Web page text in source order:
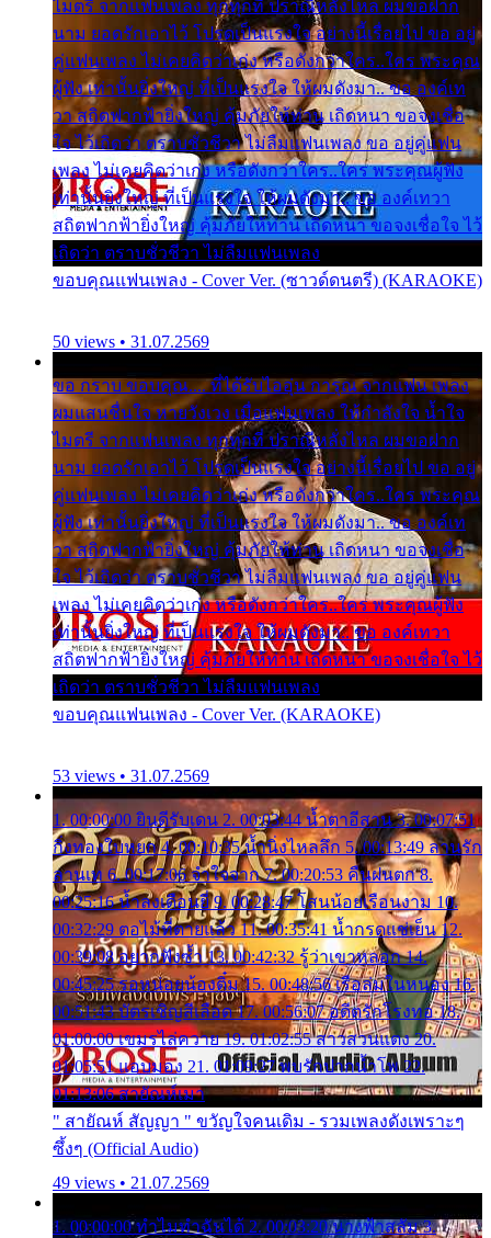
ไมตรี จากแฟนเพลง ทุกทุกที่ ปราณีหลั่งไหล ผมขอฝาก
นาม ยอดรักเอาไว้ โปรดเป็นแรงใจ อย่างนี้เรื่อยไป ขอ อยู่
คู่แฟนเพลง ไม่เคยคิดว่าเก่ง หรือดังกว่าใคร..ใคร พระคุณ
ผู้ฟัง เท่านั้นยิ่งใหญ่ ที่เป็นแรงใจ ให้ผมดังมา.. ขอ องค์เท
วา สถิตฟากฟ้ายิ่งใหญ่ คุ้มภัยให้ท่าน เถิดหนา ขอจงเชื่อ
ใจ ไว้เถิดว่า ตราบชั่วชีวา ไม่ลืมแฟนเพลง ขอ อยู่คู่แฟน
เพลง ไม่เคยคิดว่าเก่ง หรือดังกว่าใคร..ใคร พระคุณผู้ฟัง
เท่านั้นยิ่งใหญ่ ที่เป็นแรงใจ ให้ผมดังมา.. ขอ องค์เทวา
สถิตฟากฟ้ายิ่งใหญ่ คุ้มภัยให้ท่าน เถิดหนา ขอจงเชื่อใจ ไว้
เถิดว่า ตราบชั่วชีวา ไม่ลืมแฟนเพลง
ขอบคุณแฟนเพลง - Cover Ver. (ซาวด์ดนตรี) (KARAOKE)
50 views • 31.07.2569
ขอ กราบ ขอบคุณ.... ที่ได้รับไออุ่น การุณ จากแฟน เพลง
ผมแสนชื่นใจ หายวังเวง เมื่อแฟนเพลง ให้กำลังใจ น้ำใจ
ไมตรี จากแฟนเพลง ทุกทุกที่ ปราณีหลั่งไหล ผมขอฝาก
นาม ยอดรักเอาไว้ โปรดเป็นแรงใจ อย่างนี้เรื่อยไป ขอ อยู่
คู่แฟนเพลง ไม่เคยคิดว่าเก่ง หรือดังกว่าใคร..ใคร พระคุณ
ผู้ฟัง เท่านั้นยิ่งใหญ่ ที่เป็นแรงใจ ให้ผมดังมา.. ขอ องค์เท
วา สถิตฟากฟ้ายิ่งใหญ่ คุ้มภัยให้ท่าน เถิดหนา ขอจงเชื่อ
ใจ ไว้เถิดว่า ตราบชั่วชีวา ไม่ลืมแฟนเพลง ขอ อยู่คู่แฟน
เพลง ไม่เคยคิดว่าเก่ง หรือดังกว่าใคร..ใคร พระคุณผู้ฟัง
เท่านั้นยิ่งใหญ่ ที่เป็นแรงใจ ให้ผมดังมา.. ขอ องค์เทวา
สถิตฟากฟ้ายิ่งใหญ่ คุ้มภัยให้ท่าน เถิดหนา ขอจงเชื่อใจ ไว้
เถิดว่า ตราบชั่วชีวา ไม่ลืมแฟนเพลง
ขอบคุณแฟนเพลง - Cover Ver. (KARAOKE)
53 views • 31.07.2569
1. 00:00:00 ยินดีรับเดน 2. 00:03:44 น้ำตาอีสาน 3. 00:07:51
กิ่งทองใบหยก 4. 00:10:35 น้ำนิ่งไหลลึก 5. 00:13:49 ลานรัก
ลานเท 6. 00:17:06 จำใจจาก 7. 00:20:53 คืนฝนตก 8.
00:25:16 น้ำลงเดือนยี่ 9. 00:28:47 โสนน้อยเรือนงาม 10.
00:32:29 ตอไม้ที่ตายแล้ว 11. 00:35:41 น้ำกรดแช่เย็น 12.
00:39:08 อยากฟังซ้ำ 13. 00:42:32 รู้ว่าเขาหลอก 14.
00:45:25 รอหน่อยน้องติ๋ม 15. 00:48:56 เรือล่มในหนอง 16.
00:51:43 บัตรเชิญสีเลือด 17. 00:56:07 อดีตรักโรงทอ 18.
01:00:00 เขมรไล่ควาย 19. 01:02:55 สาวสวนแตง 20.
01:05:51 แอบมอง 21. 01:09:27 พบรักปากน้ำโพ 22.
01:13:06 สายัณห์เมา
" สายัณห์ สัญญา " ขวัญใจคนเดิม - รวมเพลงดังเพราะๆ
ซึ้งๆ (Official Audio)
49 views • 21.07.2569
1. 00:00:00 ทำไมทำฉันได้ 2. 00:03:20 นางฟ้าสลัม 3.